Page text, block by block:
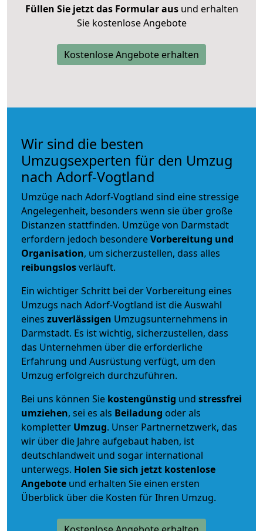
Füllen Sie jetzt das Formular ausund erhalten
Sie kostenlose Angebote
Kostenlose Angebote erhalten
Wir sind die besten
Umzugsexperten für den Umzug
nach Adorf-Vogtland
Umzüge nach Adorf-Vogtland sind eine stressige
Angelegenheit, besonders wenn sie über große
Distanzen stattfinden. Umzüge von Darmstadt
erfordern jedoch besondereVorbereitung und
Organisation, um sicherzustellen, dass alles
reibungslosverläuft.
Ein wichtiger Schritt bei der Vorbereitung eines
Umzugs nach Adorf-Vogtland ist die Auswahl
eines zuverlässigen Umzugsunternehmens in
Darmstadt. Es ist wichtig, sicherzustellen, dass
das Unternehmen über die erforderliche
Erfahrung und Ausrüstung verfügt, um den
Umzug erfolgreich durchzuführen.
Bei uns können Sie kostengünstig und stressfrei
umziehen, sei es als Beiladung oder als
kompletter Umzug. Unser Partnernetzwerk, das
wir über die Jahre aufgebaut haben, ist
deutschlandweit und sogar international
unterwegs. Holen Sie sich jetzt kostenlose
Angebote und erhalten Sie einen ersten
Überblick über die Kosten für Ihren Umzug.